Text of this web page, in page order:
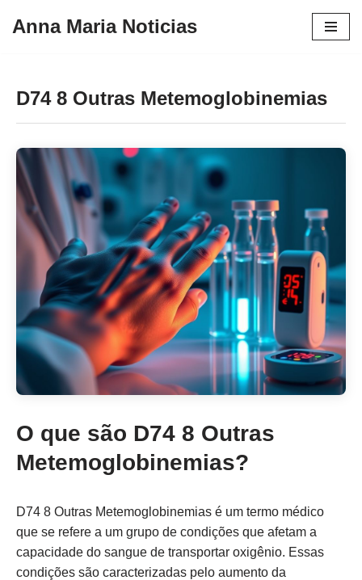
conteúdo
Anna Maria Noticias
D74 8 Outras Metemoglobinemias
O que são D74 8 Outras
Metemoglobinemias?
D74 8 Outras Metemoglobinemias é um termo médico
que se refere a um grupo de condições que afetam a
capacidade do sangue de transportar oxigênio. Essas
condições são caracterizadas pelo aumento da